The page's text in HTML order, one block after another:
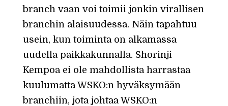
branch vaan voi toimii jonkin virallisen
branchin alaisuudessa. Näin tapahtuu
usein, kun toiminta on alkamassa
uudella paikkakunnalla. Shorinji
Kempoa ei ole mahdollista harrastaa
kuulumatta WSKO:n hyväksymään
branchiin, jota johtaa WSKO:n